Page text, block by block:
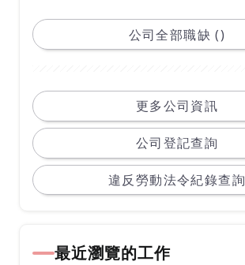
公司全部職缺 ()
更多公司資訊
公司登記查詢
違反勞動法令紀錄查詢
最近瀏覽的工作